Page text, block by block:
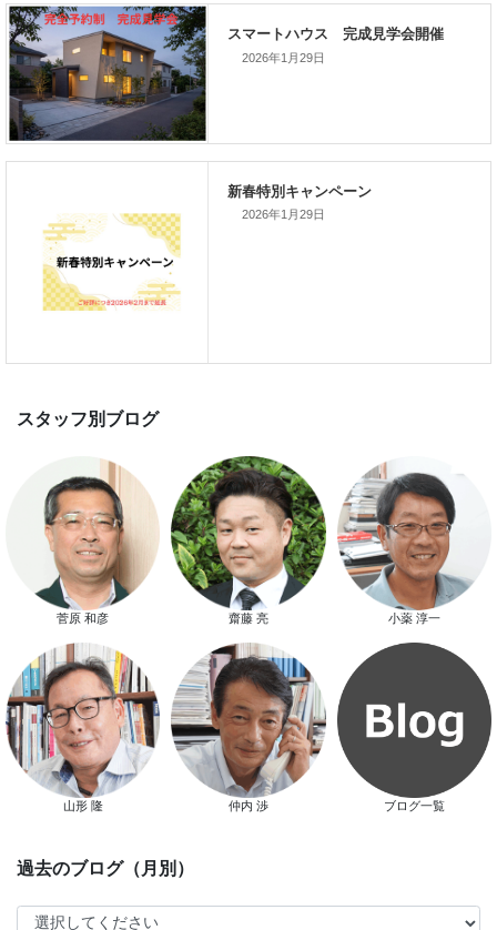
家づくりこぼれ話！
新着のイベント情報
スマートハウス 完成見学会開催
2026年1月29日
新春特別キャンペーン
2026年1月29日
スタッフ別ブログ
菅原 和彦 齋藤 亮 小薬 淳一
山形 隆 仲内 渉 ブログ一覧